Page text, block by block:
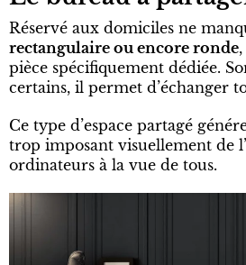
Réservé aux domiciles ne
rectangulaire ou encore ronde
pièce spécifiquement dédiée.
certains, il permet d’échanger
Ce type d’espace partagé
trop imposant visuellement de
ordinateurs à la vue de tous.